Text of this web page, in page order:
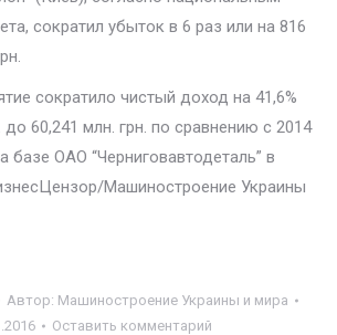
сократил убыток в 6 раз или на 816
сократило чистый доход на 41,6%
до 60,241 млн. грн. по сравнению с 2014
базе ОАО “Черниговавтодеталь” в
Машиностроение Украины
Автор: Машиностроение Украины и мира
Оставить комментарий